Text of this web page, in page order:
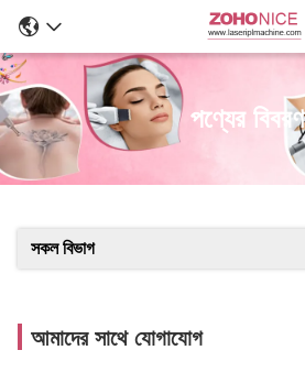
পণ্যের বিবরণ
সকল বিভাগ
আমাদের সাথে যোগাযোগ